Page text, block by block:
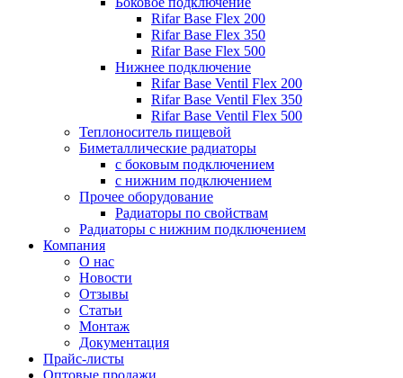
Rifar Base Flex 200
Rifar Base Flex 350
Rifar Base Flex 500
Нижнее подключение
Rifar Base Ventil Flex 200
Rifar Base Ventil Flex 350
Rifar Base Ventil Flex 500
Теплоноситель пищевой
Биметаллические радиаторы
с боковым подключением
с нижним подключением
Прочее оборудование
Радиаторы по свойствам
Радиаторы с нижним подключением
Компания
О нас
Новости
Отзывы
Статьи
Монтаж
Документация
Прайс-листы
Оптовые продажи